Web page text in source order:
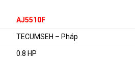
AJ5510F
TECUMSEH – Pháp
0.8 HP